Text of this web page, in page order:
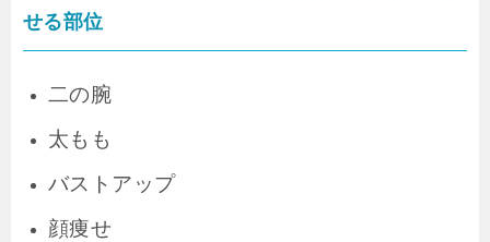
せる部位
二の腕
太もも
バストアップ
顔痩せ